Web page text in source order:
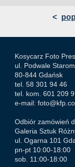
<
Kosycarz Foto
ul. Podwale
80-844 Gdańsk
tel. 58 301 94 46
tel. kom. 601 209
e-mail:
Odbiór zamówień
Galeria Sztuk
ul. Ogarna 101
pn-pt 10:00-18:00
sob. 11:00-18:00